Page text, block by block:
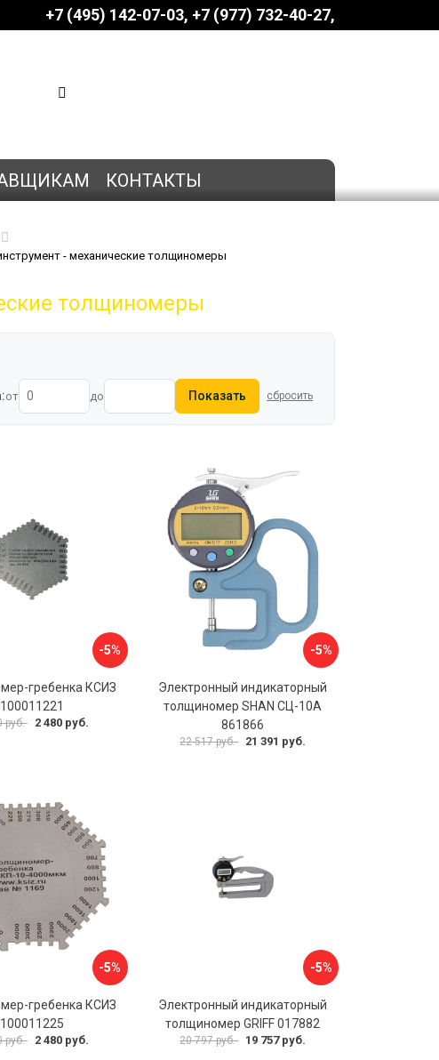
+7 (495) 142-07-03 ‎‎+7 (977) 732-40-27
КОНТАКТЫ
- механические толщиномеры
толщиномеры
от до Показать сбросить
-5%
гребенка КСИЗ
100011221
руб. 2 480 руб.
-5%
Электронный индикаторный
толщиномер SHAN СЦ-10А
861866
22 517 руб. 21 391 руб.
-5%
гребенка КСИЗ
100011225
руб. 2 480 руб.
-5%
Электронный индикаторный
толщиномер GRIFF 017882
20 797 руб. 19 757 руб.